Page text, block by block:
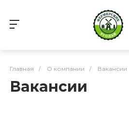
Главная / О компании / Вакансии
Вакансии